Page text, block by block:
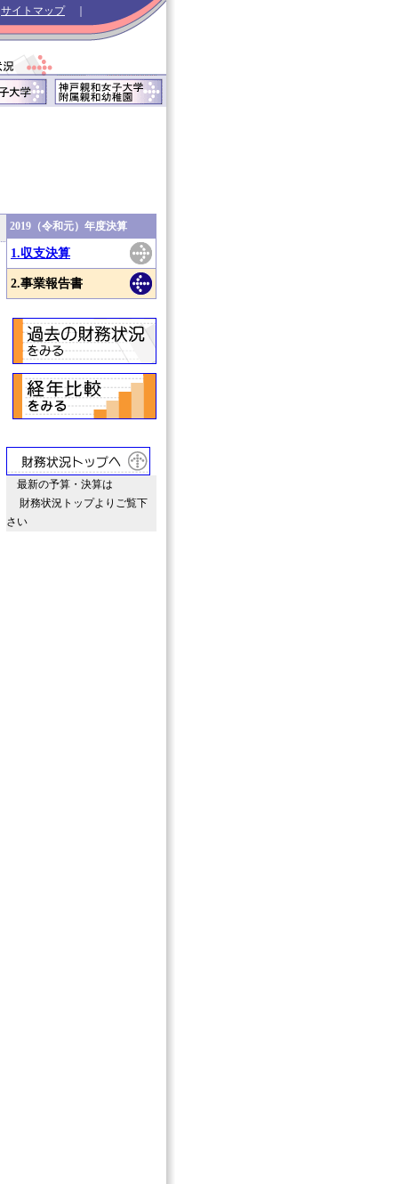
サイトマップ｜
2019（令和元）年度決算
1.収支決算
2.事業報告書
最新の予算・決算は
財務状況トップよりご覧下
さい